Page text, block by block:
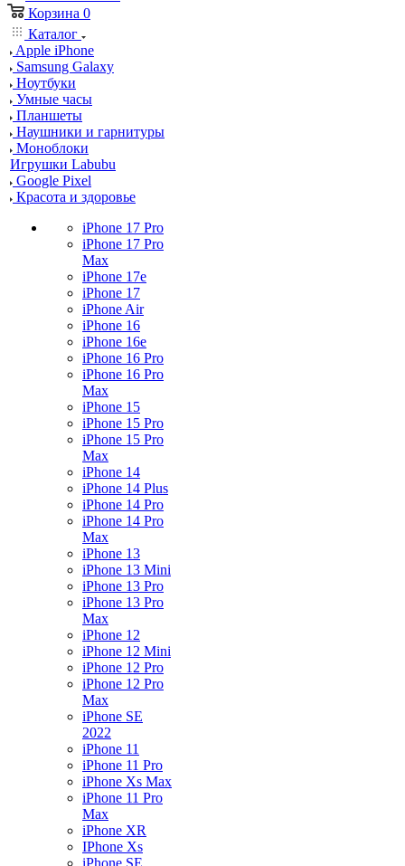
Корзина 0
Каталог
Apple iPhone
Samsung Galaxy
Ноутбуки
Умные часы
Планшеты
Наушники и гарнитуры
Моноблоки
Игрушки Labubu
Google Pixel
Красота и здоровье
iPhone 17 Pro
iPhone 17 Pro
Max
iPhone 17e
iPhone 17
iPhone Air
iPhone 16
iPhone 16e
iPhone 16 Pro
iPhone 16 Pro
Max
iPhone 15
iPhone 15 Pro
iPhone 15 Pro
Max
iPhone 14
iPhone 14 Plus
iPhone 14 Pro
iPhone 14 Pro
Max
iPhone 13
iPhone 13 Mini
iPhone 13 Pro
iPhone 13 Pro
Max
iPhone 12
iPhone 12 Mini
iPhone 12 Pro
iPhone 12 Pro
Max
iPhone SE
2022
iPhone 11
iPhone 11 Pro
iPhone Xs Max
iPhone 11 Pro
Max
iPhone XR
IPhone Xs
iPhone SE